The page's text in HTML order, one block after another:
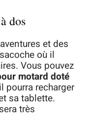
dos
et des
où il
Vous pouvez
motard doté
pourra recharger
sa tablette.
très